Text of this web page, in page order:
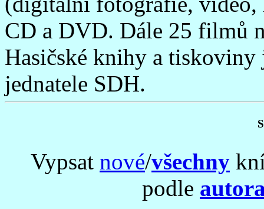
CD a DVD. Dále 25 filmů
Hasičské knihy a tiskoviny
jednatele SDH.
Vypsat nové/všechny
podle